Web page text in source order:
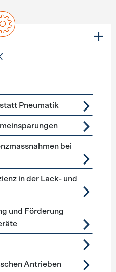
Pneumatik
bei
in der Lack- und
und Förderung
Antrieben